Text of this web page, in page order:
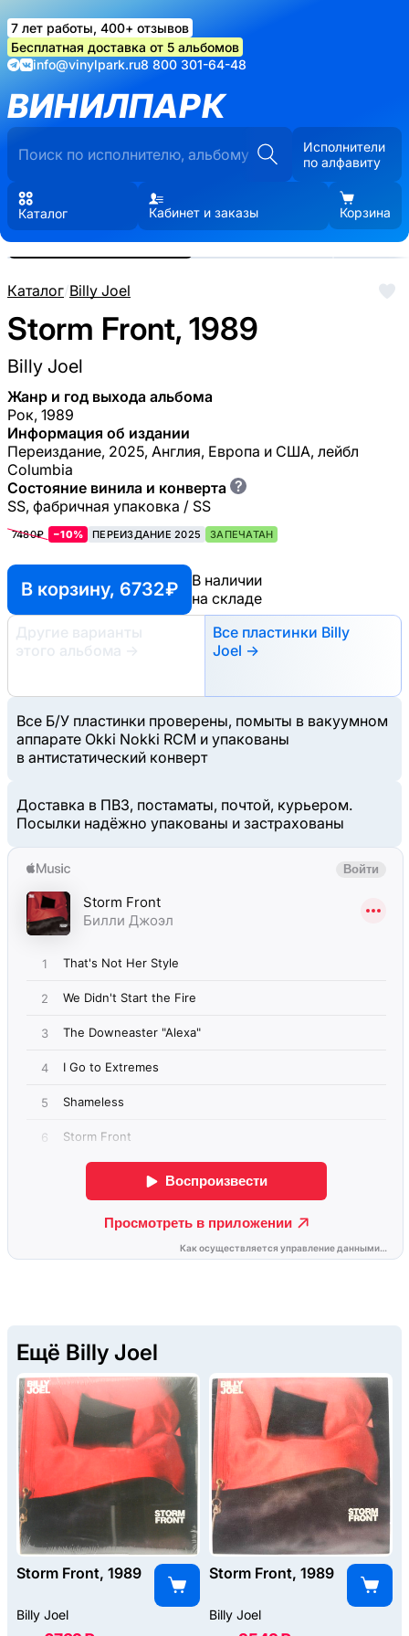
7 лет работы, 400+ отзывов
Бесплатная доставка от 5 альбомов
info@vinylpark.ru8 800 301-64-48
ВИНИЛПАРК
Исполнители
по алфавиту
Каталог Кабинет и заказы Корзина
Каталог/Billy Joel
Storm Front, 1989
Billy Joel
Жанр и год выхода альбома
Рок, 1989
Информация об издании
Переиздание, 2025, Англия, Европа и США, лейбл
Columbia
Состояние винила и конверта ?
SS, фабричная упаковка / SS
7480₽ −10% ПЕРЕИЗДАНИЕ 2025 ЗАПЕЧАТАН
В корзину, 6732 ₽
В наличии
на складе
Другие варианты
этого альбома
→
Все пластинки Billy
Joel →
Все Б/У пластинки проверены, помыты в вакуумном
аппарате Okki Nokki RCM и упакованы
в антистатический конверт
Доставка в ПВЗ, постаматы, почтой, курьером.
Посылки надёжно упакованы и застрахованы
Реальные фото пластинки.
Нажмите, чтобы увеличить
Ещё Billy Joel
Storm Front, 1989
Billy Joel
Storm Front, 1989
Billy Joel